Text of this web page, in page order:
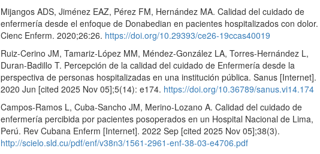
Mijangos ADS, Jiménez EAZ, Pérez FM, Hernández MA. Calidad del cuidado de
enfermería desde el enfoque de Donabedian en pacientes hospitalizados con dolor.
Cienc Enferm. 2020;26:26. https://doi.org/10.29393/ce26-19ccas40019
Ruiz-Cerino JM, Tamariz-López MM, Méndez-González LA, Torres-Hernández L,
Duran-Badillo T. Percepción de la calidad del cuidado de Enfermería desde la
perspectiva de personas hospitalizadas en una institución pública. Sanus [Internet].
2020 Jun [cited 2025 Nov 05];5(14): e174. https://doi.org/10.36789/sanus.vi14.174
Campos-Ramos L, Cuba-Sancho JM, Merino-Lozano A. Calidad del cuidado de
enfermería percibida por pacientes posoperados en un Hospital Nacional de Lima,
Perú. Rev Cubana Enferm [Internet]. 2022 Sep [cited 2025 Nov 05];38(3).
http://scielo.sld.cu/pdf/enf/v38n3/1561-2961-enf-38-03-e4706.pdf